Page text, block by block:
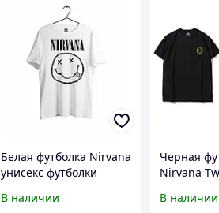
Белая футболка Nirvana
унисекс футболки
В наличии
Черная
Nirvana
Кобейн
В наличии